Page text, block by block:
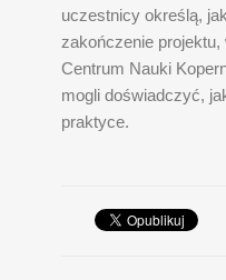
uczestnicy określą,
zakończenie
Centrum Nauki
mogli doświadczyć,
praktyce.